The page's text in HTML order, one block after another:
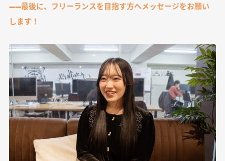
――最後に、フリーランスを目指す方へメッセージをお願い
します！